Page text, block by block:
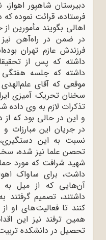
دبیرستان شاهپور
فرستاده، قرائت نموده که
اهالی بگویند مأمورین
در ضمن در راه‌آهن
فرزندش عازم تهران
داشته که پس از
داشته که جلسه هفتگی
موقعی که آقای
سخنان تحریک آمیزی
تذکرات لازم به وی داده
و این در حالی بود که
در جریان این مبارزات
نسبت به این
تحصن علما نیز شده،
شهید شرافت که مورد
داشت، برای ساواک
آن‌هایی که از میل
داشتند، تصمیم گرفتند
کنند تا فعالیت‌های او
همین ترفند نیز این
تحصیل در دانشکده